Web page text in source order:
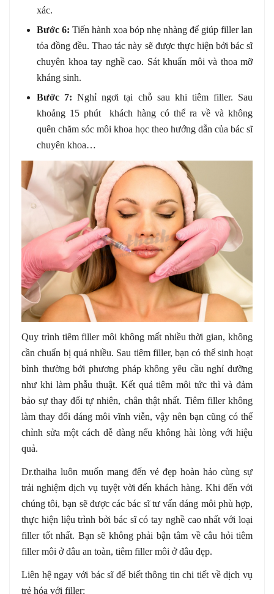
xác.
Bước 6: Tiến hành xoa bóp nhẹ nhàng để giúp filler lan
tỏa đồng đều. Thao tác này sẽ được thực hiện bởi bác sĩ
chuyên khoa tay nghề cao. Sát khuẩn môi và thoa mỡ
kháng sinh.
Bước 7: Nghỉ ngơi tại chỗ sau khi tiêm filler. Sau
khoảng 15 phút khách hàng có thể ra về và không
quên chăm sóc môi khoa học theo hướng dẫn của bác sĩ
chuyên khoa…
Quy trình tiêm filler môi không mất nhiều thời gian, không
cần chuẩn bị quá nhiều. Sau tiêm filler, bạn có thể sinh hoạt
bình thường bởi phương pháp không yêu cầu nghỉ dưỡng
như khi làm phẫu thuật. Kết quả tiêm môi tức thì và đảm
bảo sự thay đổi tự nhiên, chân thật nhất. Tiêm filler không
làm thay đổi dáng môi vĩnh viễn, vậy nên bạn cũng có thể
chỉnh sửa một cách dễ dàng nếu không hài lòng với hiệu
quả.
Dr.thaiha luôn muốn mang đến vẻ đẹp hoàn hảo cùng sự
trải nghiệm dịch vụ tuyệt vời đến khách hàng. Khi đến với
chúng tôi, bạn sẽ được các bác sĩ tư vấn dáng môi phù hợp,
thực hiện liệu trình bởi bác sĩ có tay nghề cao nhất với loại
filler tốt nhất. Bạn sẽ không phải bận tâm về câu hỏi tiêm
filler môi ở đâu an toàn, tiêm filler môi ở đâu đẹp.
Liên hệ ngay với bác sĩ để biết thông tin chi tiết về dịch vụ
trẻ hóa với filler: